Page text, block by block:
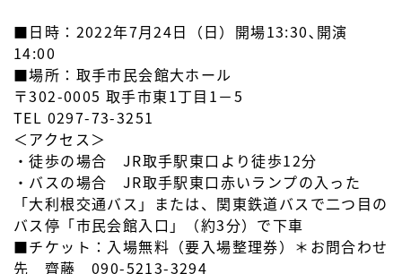
■日時：2022年7月24日（日）開場13:30､開演
14:00
■場所：取手市民会館大ホール
〒302-0005 取手市東1丁目1－5
TEL 0297-73-3251
＜アクセス＞
・徒歩の場合 JR取手駅東口より徒歩12分
・バスの場合 JR取手駅東口赤いランプの入った
「大利根交通バス」または、関東鉄道バスで二つ目の
バス停「市民会館入口」（約3分）で下車
■チケット：入場無料（要入場整理券）＊お問合わせ
先 齊藤 090-5213-3294